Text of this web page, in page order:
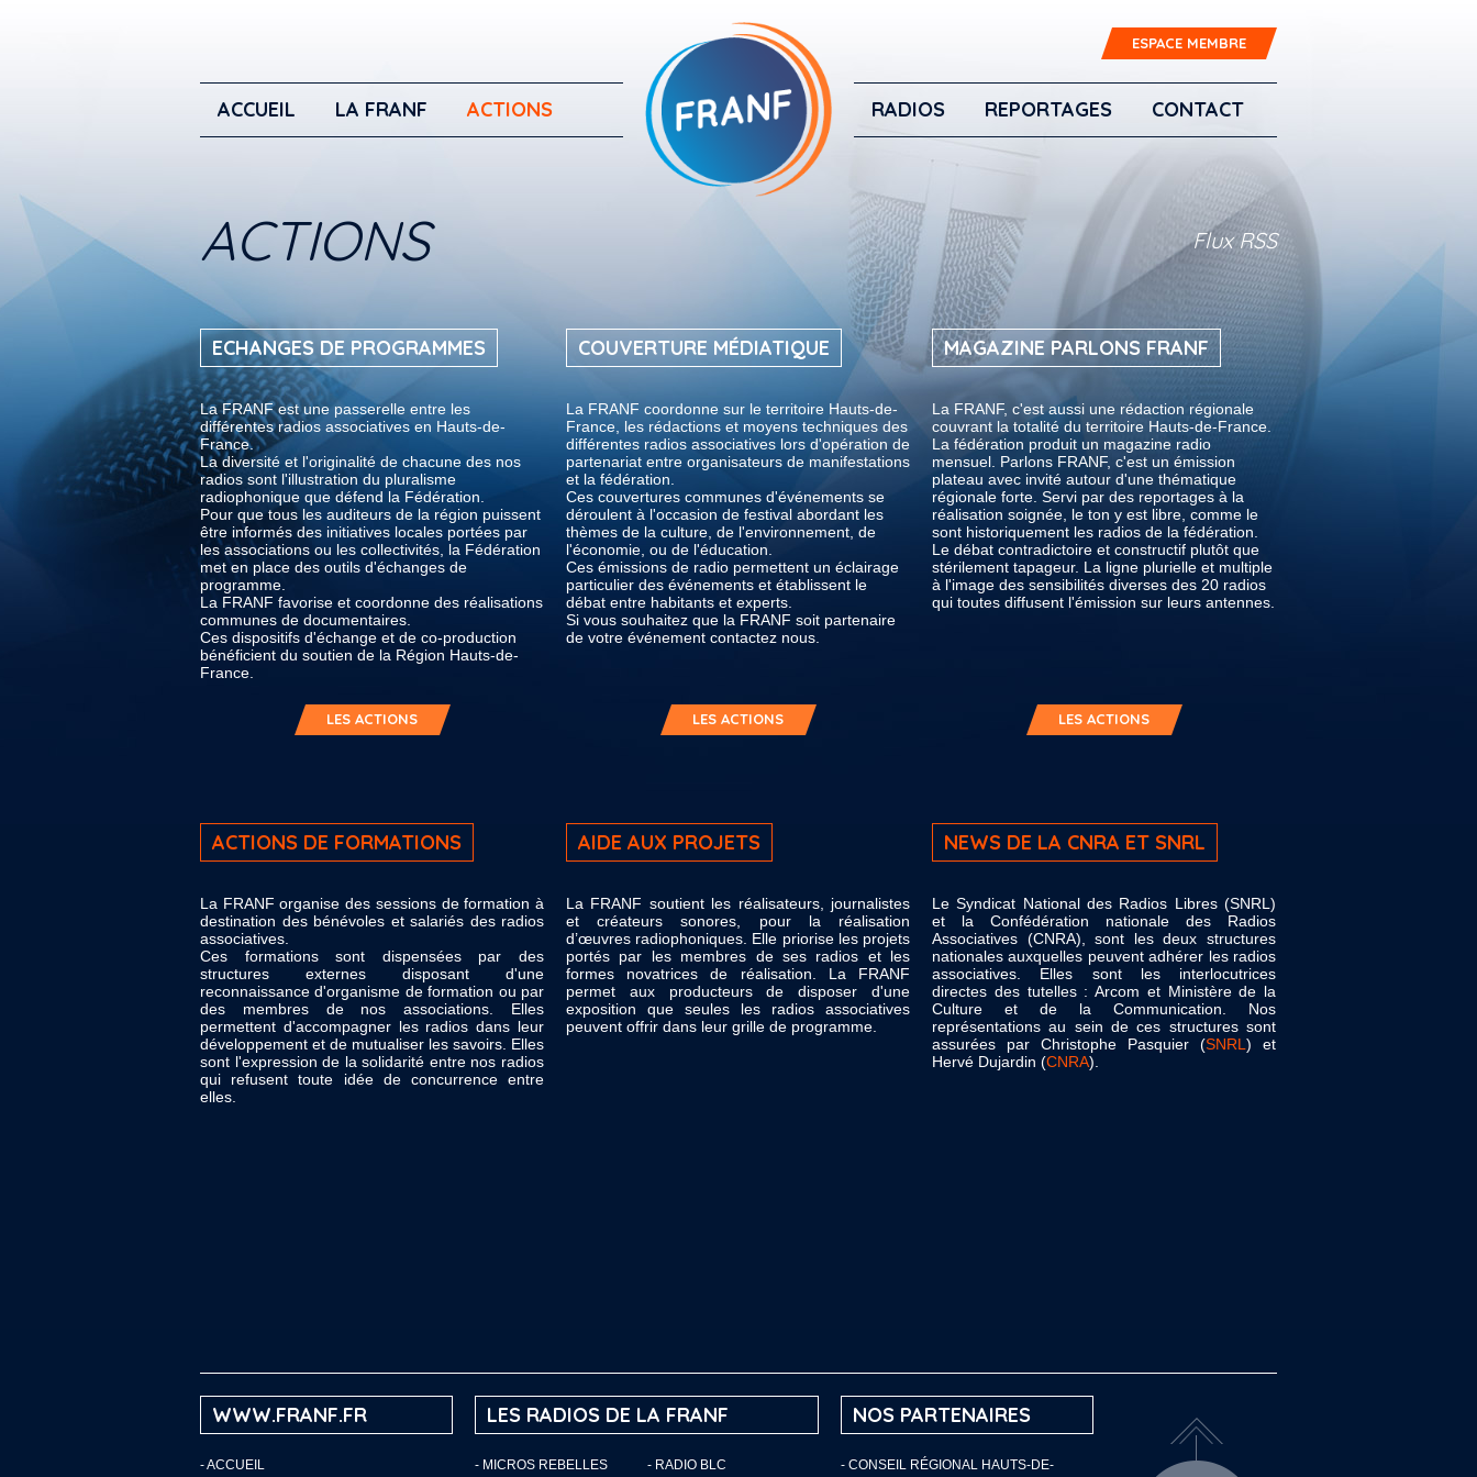
ESPACE MEMBRE
ACCUEIL LA FRANF ACTIONS RADIOS REPORTAGES CONTACT
ACTIONS Flux RSS
ECHANGES DE PROGRAMMES
La FRANF est une passerelle entre les
différentes radios associatives en Hauts-de-
France.
La diversité et l'originalité de chacune des nos
radios sont l'illustration du pluralisme
radiophonique que défend la Fédération.
Pour que tous les auditeurs de la région puissent
être informés des initiatives locales portées par
les associations ou les collectivités, la Fédération
met en place des outils d'échanges de
programme.
La FRANF favorise et coordonne des réalisations
communes de documentaires.
Ces dispositifs d'échange et de co-production
bénéficient du soutien de la Région Hauts-de-
France.
LES ACTIONS
COUVERTURE MÉDIATIQUE
La FRANF coordonne sur le territoire Hauts-de-
France, les rédactions et moyens techniques des
différentes radios associatives lors d'opération de
partenariat entre organisateurs de manifestations
et la fédération.
Ces couvertures communes d'événements se
déroulent à l'occasion de festival abordant les
thèmes de la culture, de l'environnement, de
l'économie, ou de l'éducation.
Ces émissions de radio permettent un éclairage
particulier des événements et établissent le
débat entre habitants et experts.
Si vous souhaitez que la FRANF soit partenaire
de votre événement contactez nous.
LES ACTIONS
MAGAZINE PARLONS FRANF
La FRANF, c'est aussi une rédaction régionale
couvrant la totalité du territoire Hauts-de-France.
La fédération produit un magazine radio
mensuel. Parlons FRANF, c'est un émission
plateau avec invité autour d'une thématique
régionale forte. Servi par des reportages à la
réalisation soignée, le ton y est libre, comme le
sont historiquement les radios de la fédération.
Le débat contradictoire et constructif plutôt que
stérilement tapageur. La ligne plurielle et multiple
à l'image des sensibilités diverses des 20 radios
qui toutes diffusent l'émission sur leurs antennes.
LES ACTIONS
ACTIONS DE FORMATIONS
La FRANF organise des sessions de formation à
destination des bénévoles et salariés des radios
associatives.
Ces formations sont dispensées par des
structures externes disposant d'une
reconnaissance d'organisme de formation ou par
des membres de nos associations. Elles
permettent d'accompagner les radios dans leur
développement et de mutualiser les savoirs. Elles
sont l'expression de la solidarité entre nos radios
qui refusent toute idée de concurrence entre
elles.
AIDE AUX PROJETS
La FRANF soutient les réalisateurs, journalistes
et créateurs sonores, pour la réalisation
d’œuvres radiophoniques. Elle priorise les projets
portés par les membres de ses radios et les
formes novatrices de réalisation. La FRANF
permet aux producteurs de disposer d'une
exposition que seules les radios associatives
peuvent offrir dans leur grille de programme.
NEWS DE LA CNRA ET SNRL
Le Syndicat National des Radios Libres (SNRL)
et la Confédération nationale des Radios
Associatives (CNRA), sont les deux structures
nationales auxquelles peuvent adhérer les radios
associatives. Elles sont les interlocutrices
directes des tutelles : Arcom et Ministère de la
Culture et de la Communication. Nos
représentations au sein de ces structures sont
assurées par Christophe Pasquier (SNRL ) et
Hervé Dujardin (CNRA).
WWW.FRANF.FR
-ACCUEIL
LES RADIOS DE LA FRANF
- MICROS REBELLES - RADIO BLC
NOS PARTENAIRES
- CONSEIL RÉGIONAL HAUTS-DE-